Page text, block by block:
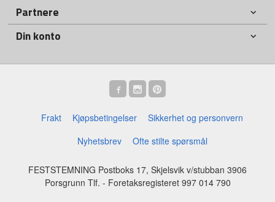
Partnere
Din konto
Frakt Kjøpsbetingelser
Sikkerhet og personvern
Nyhetsbrev
Ofte stilte spørsmål
FESTSTEMNING Postboks 17, Skjelsvik v/stubban 3906
Porsgrunn Tlf. - Foretaksregisteret 997 014 790